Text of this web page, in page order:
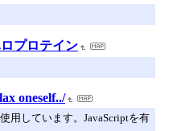
プロテイン
oneself../
用しています。JavaScriptを有